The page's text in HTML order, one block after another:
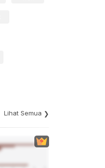
Lihat Semua